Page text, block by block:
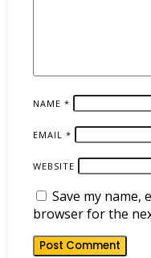
NAME *
EMAIL *
WEBSITE
Save my name,
browser for the